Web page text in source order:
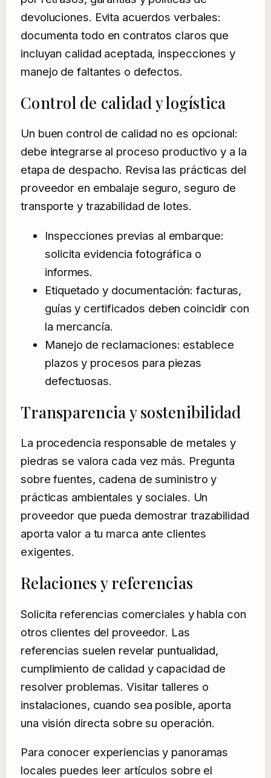
devoluciones. Evita acuerdos verbales:
documenta todo en contratos claros que
incluyan calidad aceptada, inspecciones y
manejo de faltantes o defectos.
Control de calidad y logística
Un buen control de calidad no es opcional:
debe integrarse al proceso productivo y a la
etapa de despacho. Revisa las prácticas del
proveedor en embalaje seguro, seguro de
transporte y trazabilidad de lotes.
Inspecciones previas al embarque:
solicita evidencia fotográfica o
informes.
Etiquetado y documentación: facturas,
guías y certificados deben coincidir con
la mercancía.
Manejo de reclamaciones: establece
plazos y procesos para piezas
defectuosas.
Transparencia y sostenibilidad
La procedencia responsable de metales y
piedras se valora cada vez más. Pregunta
sobre fuentes, cadena de suministro y
prácticas ambientales y sociales. Un
proveedor que pueda demostrar trazabilidad
aporta valor a tu marca ante clientes
exigentes.
Relaciones y referencias
Solicita referencias comerciales y habla con
otros clientes del proveedor. Las
referencias suelen revelar puntualidad,
cumplimiento de calidad y capacidad de
resolver problemas. Visitar talleres o
instalaciones, cuando sea posible, aporta
una visión directa sobre su operación.
Para conocer experiencias y panoramas
locales puedes leer artículos sobre el